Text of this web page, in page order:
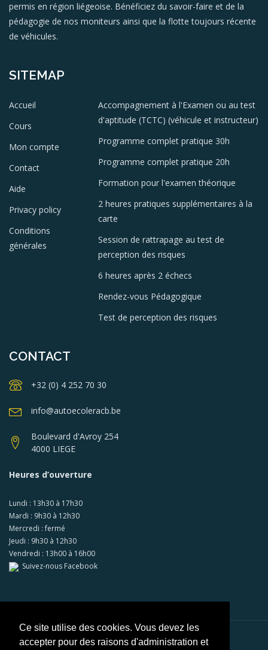
Ce site utilise des cookies. Vous devez les
accepter pour des raisons d'administration et
permis en région liégeoise. Bénéficiez du savoir-faire et de la
pédagogie de nos moniteurs ainsi que la flotte toujours récente
de véhicules.
SITEMAP
Accueil
Cours
Mon compte
Contact
Aide
Privacy policy
Conditions
générales
Accompagnement à l'Examen ou au test
d'aptitude (TCTC) (véhicule et instructeur)
Programme complet pratique 30h
Programme complet pratique 20h
Formation pour l'examen théorique
2 heures pratiques supplémentaires à la
carte
Session de rattrapage au test de
perception des risques
6 heures après 2 échecs
Rendez-vous Pédagogique
Test de perception des risques
CONTACT
+32 (0) 4 252 70 30
info@autoecoleracb.be
Boulevard d'Avroy 254
4000 LIEGE
Heures d’ouverture
Lundi : 13h30 à 17h30
Mardi : 9h30 à 12h30
Mercredi : fermé
Jeudi : 9h30 à 12h30
Vendredi : 13h00 à 16h00
Suivez-nous Facebook